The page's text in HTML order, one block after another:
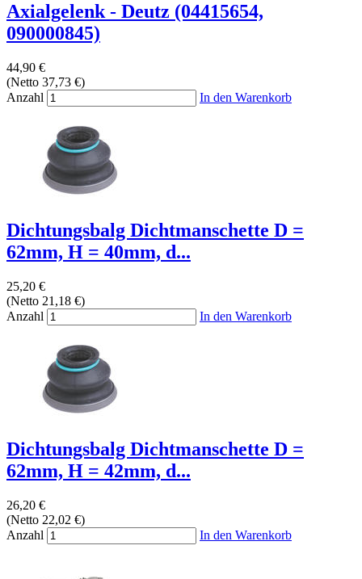
Axialgelenk - Deutz (04415654,
090000845)
44,90 €
(Netto 37,73 €)
Anzahl
In den Warenkorb
Dichtungsbalg Dichtmanschette D =
62mm, H = 40mm, d...
25,20 €
(Netto 21,18 €)
Anzahl
In den Warenkorb
Dichtungsbalg Dichtmanschette D =
62mm, H = 42mm, d...
26,20 €
(Netto 22,02 €)
Anzahl
In den Warenkorb